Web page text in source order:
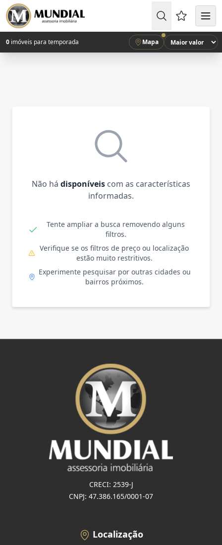
Favoritos
0 imóveis para temporada Mapa
Não há disponíveis com as características
informadas.
Tente ampliar a busca removendo alguns
filtros.
Verifique se os filtros de preço ou localização
estão muito restritivos.
Experimente pesquisar por outras cidades ou
bairros próximos.
CRECI: 2539-J
CNPJ: 47.386.165/0001-07
Localização